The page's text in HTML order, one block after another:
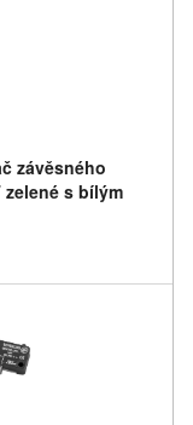
závěsného
zelené s bílým